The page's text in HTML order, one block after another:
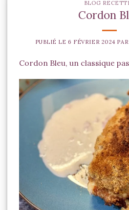
BLOG
Cordon
PUBLIÉ LE6 FÉVRIER 2024 PAR
Cordon Bleu, un classique